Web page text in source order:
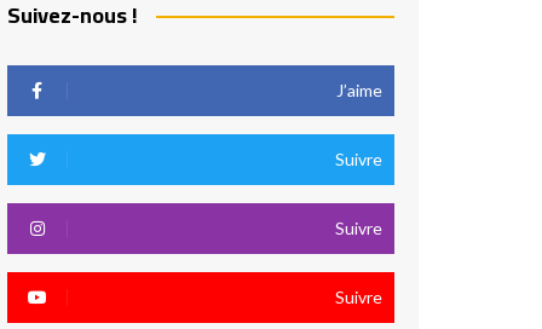
Suivez-nous !
J’aime
Suivre
Suivre
Suivre